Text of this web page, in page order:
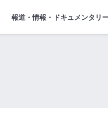
報道・情報・ドキュメンタリ